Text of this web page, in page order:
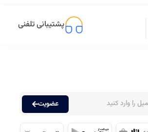
پشتیبانی تلفنی
عضویت